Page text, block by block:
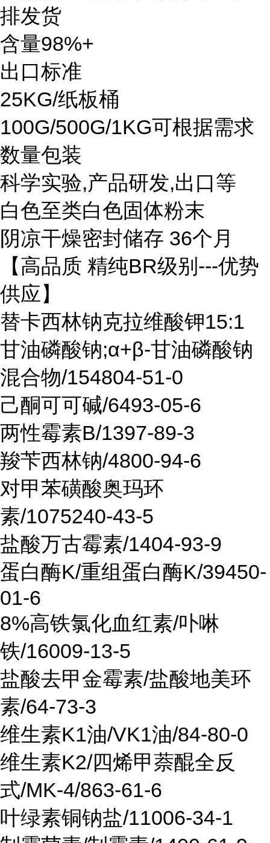
排发货
含量98%+
出口标准
25KG/纸板桶
100G/500G/1KG可根据需求
数量包装
科学实验,产品研发,出口等
白色至类白色固体粉末
阴凉干燥密封储存 36个月
【高品质 精纯BR级别---优势
供应】
替卡西林钠克拉维酸钾15:1
甘油磷酸钠;α+β-甘油磷酸钠
混合物/154804-51-0
己酮可可碱/6493-05-6
两性霉素B/1397-89-3
羧苄西林钠/4800-94-6
对甲苯磺酸奥玛环
素/1075240-43-5
盐酸万古霉素/1404-93-9
蛋白酶K/重组蛋白酶K/39450-
01-6
8%高铁氯化血红素/卟啉
铁/16009-13-5
盐酸去甲金霉素/盐酸地美环
素/64-73-3
维生素K1油/VK1油/84-80-0
维生素K2/四烯甲萘醌全反
式/MK-4/863-61-6
叶绿素铜钠盐/11006-34-1